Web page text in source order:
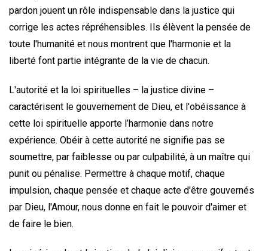
pardon jouent un rôle indispensable dans la justice qui
corrige les actes répréhensibles. Ils élèvent la pensée de
toute l'humanité et nous montrent que l'harmonie et la
liberté font partie intégrante de la vie de chacun.
L'autorité et la loi spirituelles – la justice divine –
caractérisent le gouvernement de Dieu, et l'obéissance à
cette loi spirituelle apporte l’harmonie dans notre
expérience. Obéir à cette autorité ne signifie pas se
soumettre, par faiblesse ou par culpabilité, à un maître qui
punit ou pénalise. Permettre à chaque motif, chaque
impulsion, chaque pensée et chaque acte d'être gouvernés
par Dieu, l'Amour, nous donne en fait le pouvoir d'aimer et
de faire le bien.